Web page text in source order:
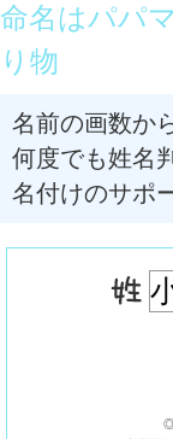
命名はパパ
り物
名前の画数か
何度でも姓名
名付けのサポ
◎